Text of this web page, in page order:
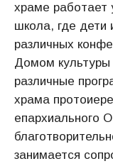
храме работает
школа, где дети
различных
Домом культуры
различные
храма
епархиального
занимается